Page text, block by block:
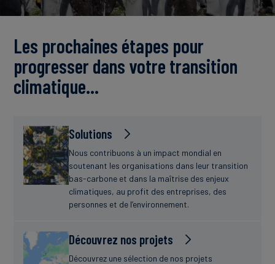
Les prochaines étapes pour
progresser dans votre transition
climatique…
Solutions
Nous contribuons à un impact mondial en
soutenant les organisations dans leur transition
bas-carbone et dans la maîtrise des enjeux
climatiques, au profit des entreprises, des
personnes et de l’environnement.
Découvrez nos projets
Découvrez une sélection de nos projets